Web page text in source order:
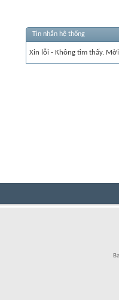
Tin nhắn hệ thống
Xin lỗi - Không tìm thấy.